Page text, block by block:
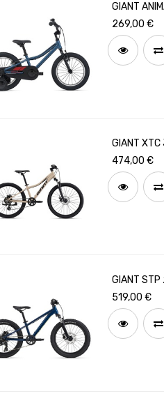
GIANT
269,00 €
GIANT
474,00 €
GIANT
519,00 €